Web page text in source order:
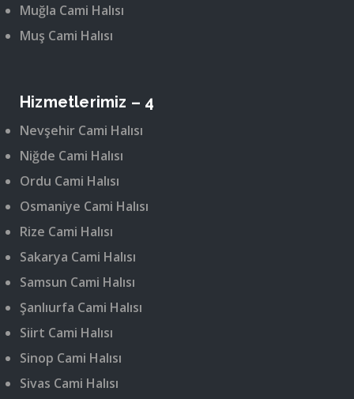
Muğla Cami Halısı
Muş Cami Halısı
Hizmetlerimiz – 4
Nevşehir Cami Halısı
Niğde Cami Halısı
Ordu Cami Halısı
Osmaniye Cami Halısı
Rize Cami Halısı
Sakarya Cami Halısı
Samsun Cami Halısı
Şanlıurfa Cami Halısı
Siirt Cami Halısı
Sinop Cami Halısı
Sivas Cami Halısı